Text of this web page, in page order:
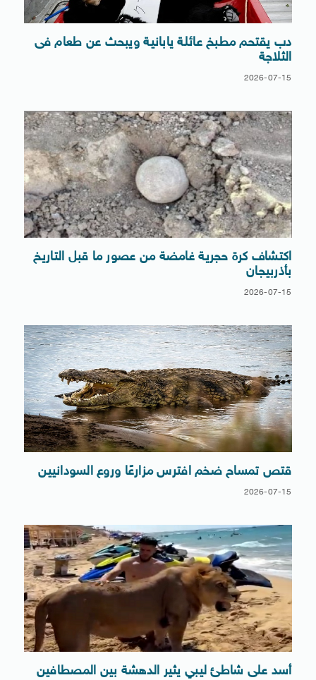
دب يقتحم مطبخ عائلة يابانية ويبحث عن طعام فى
الثلاجة
2026-07-15
اكتشاف كرة حجرية غامضة من عصور ما قبل التاريخ
بأذربيجان
2026-07-15
قتص تمساح ضخم افترس مزارعًا وروع السودانيين
2026-07-15
أسد على شاطئ ليبي يثير الدهشة بين المصطافين